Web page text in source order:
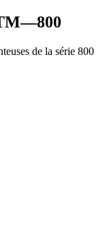
de la série 800